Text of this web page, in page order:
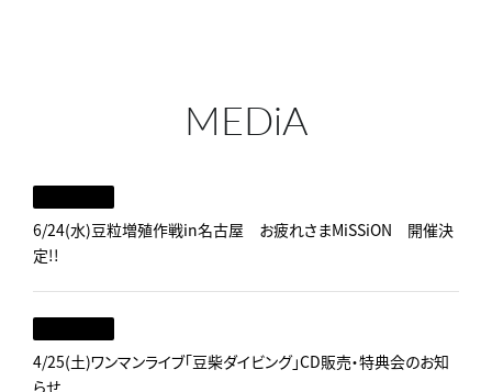
MEDiA
6/24(水)豆粒増殖作戦in名古屋 お疲れさまMiSSiON 開催決
定!!
4/25(土)ワンマンライブ「豆柴ダイビング」CD販売・特典会のお知
らせ